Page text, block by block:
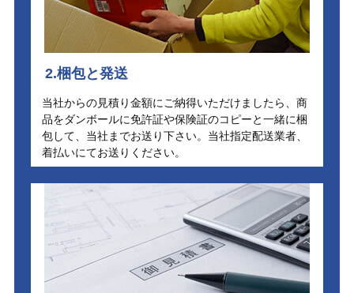
2.梱包と発送
当社からの見積り金額にご納得いただけましたら、商
品をダンボールに免許証や保険証のコピーと一緒に梱
包して、当社までお送り下さい。当社指定配送業者、
着払いにてお送りください。